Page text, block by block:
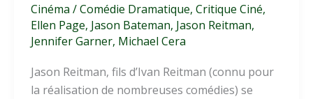
Cinéma /Comédie Dramatique, Critique Ciné,
Ellen Page, Jason Bateman, Jason Reitman,
Jennifer Garner, Michael Cera
Jason Reitman, fils d’Ivan Reitman (connu pour
la réalisation de nombreuses comédies) se